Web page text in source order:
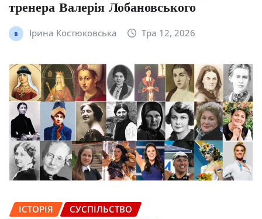
тренера Валерія Лобановського
Ірина Костюковська Тра 12, 2026
ІСТОРІЯ
СУСПІЛЬСТВО